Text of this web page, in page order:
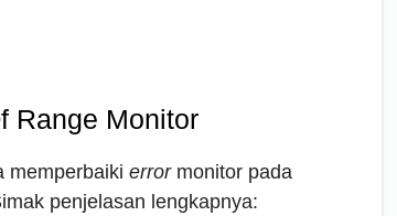
Range Monitor
memperbaiki errormonitor pada
penjelasan lengkapnya: